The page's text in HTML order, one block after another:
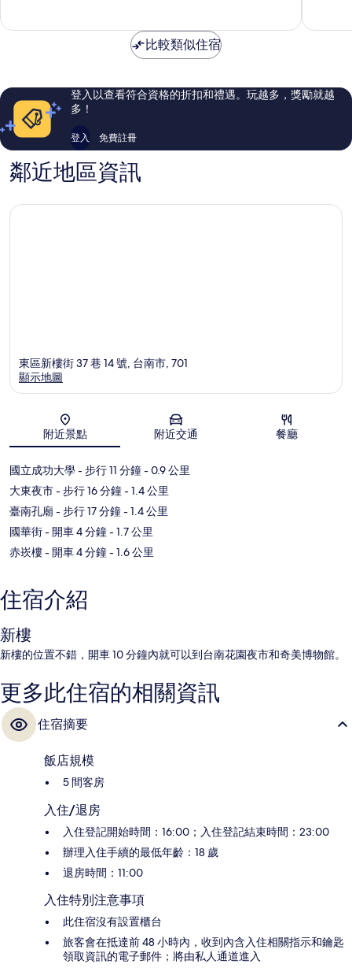
極
評
論
常
評
論
比較類似住宿
登入以查看符合資格的折扣和禮遇。玩越多，獎勵就越
多！
登入 免費註冊
鄰近地區資訊
地圖
東區新樓街 37 巷 14 號, 台南市, 701
顯示地圖
附近景點 附近交通 餐廳
國立成功大學- 步行 11 分鐘- 0.9 公里
大東夜市- 步行 16 分鐘- 1.4 公里
臺南孔廟 - 步行 17 分鐘- 1.4 公里
國華街- 開車 4 分鐘- 1.7 公里
赤崁樓- 開車 4 分鐘- 1.6 公里
住宿介紹
新樓
新樓的位置不錯，開車 10 分鐘內就可以到台南花園夜市和奇美博物館。
更多此住宿的相關資訊
住宿摘要
飯店規模
5 間客房
入住/退房
入住登記開始時間：16:00；入住登記結束時間：23:00
辦理入住手續的最低年齡：18 歲
退房時間：11:00
入住特別注意事項
此住宿沒有設置櫃台
旅客會在抵達前 48 小時內，收到內含入住相關指示和鑰匙
領取資訊的電子郵件；將由私人通道進入